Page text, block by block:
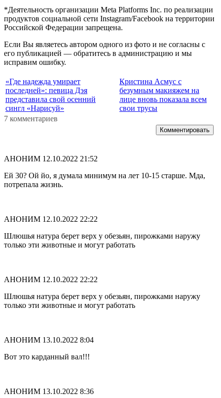
*Деятельность организации Meta Platforms Inc. по реализации
продуктов социальной сети Instagram/Facebook на территории
Российской Федерации запрещена.
Если Вы являетесь автором одного из фото и не согласны с
его публикацией — обратитесь в администрацию и мы
исправим ошибку.
«Где надежда умирает
последней»: певица Дэя
представила свой осенний
сингл «Нарисуй»
Кристина Асмус с
безумным макияжем на
лице вновь показала всем
свои трусы
7 комментариев
Комментировать
АНОНИМ 12.10.2022 21:52
Ей 30? Ой йо, я думала минимум на лет 10-15 старше. Мда,
потрепала жизнь.
АНОНИМ 12.10.2022 22:22
Шлюшья натура берет верх у обезьян, пирожками наружу
только эти животные и могут работать
АНОНИМ 12.10.2022 22:22
Шлюшья натура берет верх у обезьян, пирожками наружу
только эти животные и могут работать
АНОНИМ 13.10.2022 8:04
Вот это карданный вал!!!
АНОНИМ 13.10.2022 8:36